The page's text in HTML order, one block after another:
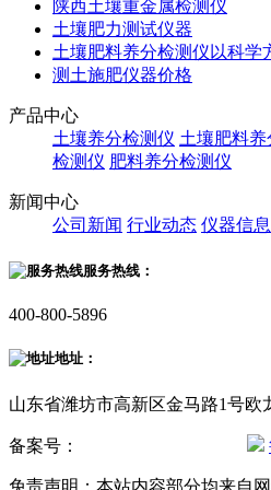
陕西土壤重金属检测仪
土壤肥力测试仪器
土壤肥料养分检测仪以科学
测土施肥仪器价格
产品中心
土壤养分检测仪 土壤肥料养
检测仪 肥料养分检测仪
新闻中心
公司新闻 行业动态 仪器信息
服务热线：
400-800-5896
地址：
山东省潍坊市高新区金马路1号欧
备案号：
免责声明：本站内容部分均来自